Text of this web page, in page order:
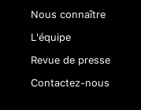
Nous connaître
L'équipe
Revue de presse
Contactez-nous